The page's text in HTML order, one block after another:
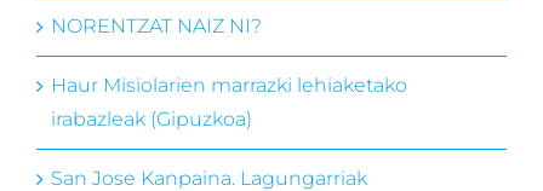
NORENTZAT NAIZ NI?
Haur Misiolarien marrazki lehiaketako
irabazleak (Gipuzkoa)
San Jose Kanpaina. Lagungarriak